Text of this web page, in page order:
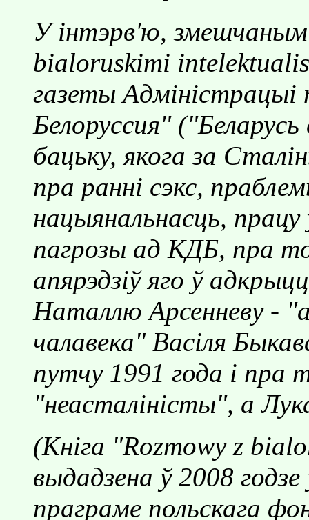
У iнтэрв'ю, змешчаным
bialoruskimi
газеты Адмiнiстрацыi
Белоруссия"
бацьку, якога за
пра раннi сэкс,
нацыянальнасць,
пагрозы ад КДБ, пра
апярэдзiў яго ў
Наталлю Арсенневу -
чалавека" Васiля
путчу 1991 года i пра
"неасталiнiсты", а
(Кнiга "Rozmowy z
выдадзена ў 2008
праграме польскага